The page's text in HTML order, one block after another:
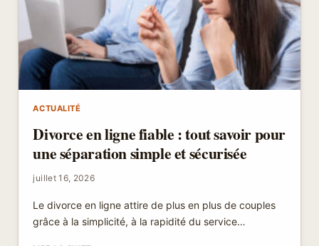
QUE
DISENT
VRAIMENT
LES
CHIFFRES
ACTUALITÉ
Divorce en ligne fiable : tout savoir pour
une séparation simple et sécurisée
juillet 16, 2026
Le divorce en ligne attire de plus en plus de couples
grâce à la simplicité, à la rapidité du service…